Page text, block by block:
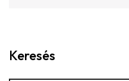
Keresés